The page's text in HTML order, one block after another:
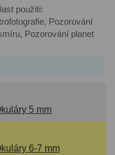
použití:
Pozorování
Pozorování planet
5 mm
6-7 mm